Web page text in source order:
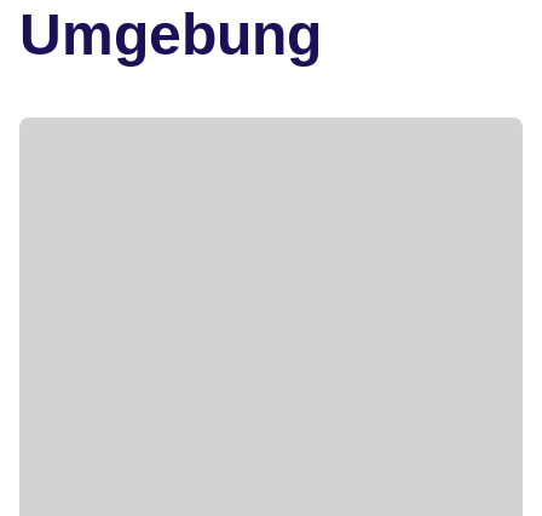
Umgebung